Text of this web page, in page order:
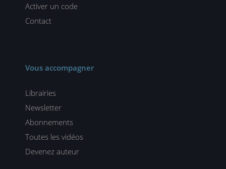
Activer un code
Contact
Vous accompagner
Librairies
Newsletter
Abonnements
Toutes les vidéos
Devenez auteur